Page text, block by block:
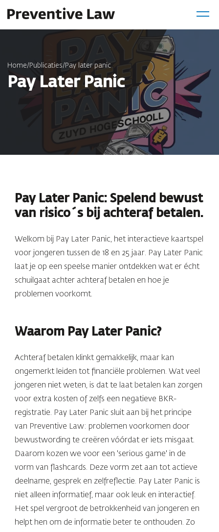
Home/ Publicaties/ Pay later panic
Pay Later Panic
Pay Later Panic: Spelend bewust
van risico´s bij achteraf betalen.
Welkom bij Pay Later Panic, het interactieve kaartspel
voor jongeren tussen de 18 en 25 jaar. Pay Later Panic
laat je op een speelse manier ontdekken wat er écht
schuilgaat achter achteraf betalen en hoe je
problemen voorkomt.
Waarom Pay Later Panic?
Achteraf betalen klinkt gemakkelijk, maar kan
ongemerkt leiden tot financiële problemen. Wat veel
jongeren niet weten, is dat te laat betalen kan zorgen
voor extra kosten of zelfs een negatieve BKR-
registratie. Pay Later Panic sluit aan bij het principe
van Preventive Law: problemen voorkomen door
bewustwording te creëren vóórdat er iets misgaat.
Daarom kozen we voor een 'serious game' in de
vorm van flashcards. Deze vorm zet aan tot actieve
deelname, gesprek en zelfreflectie. Pay Later Panic is
niet alleen informatief, maar ook leuk en interactief.
Het spel vergroot de betrokkenheid van jongeren en
helpt hen om de informatie beter te onthouden. Zo